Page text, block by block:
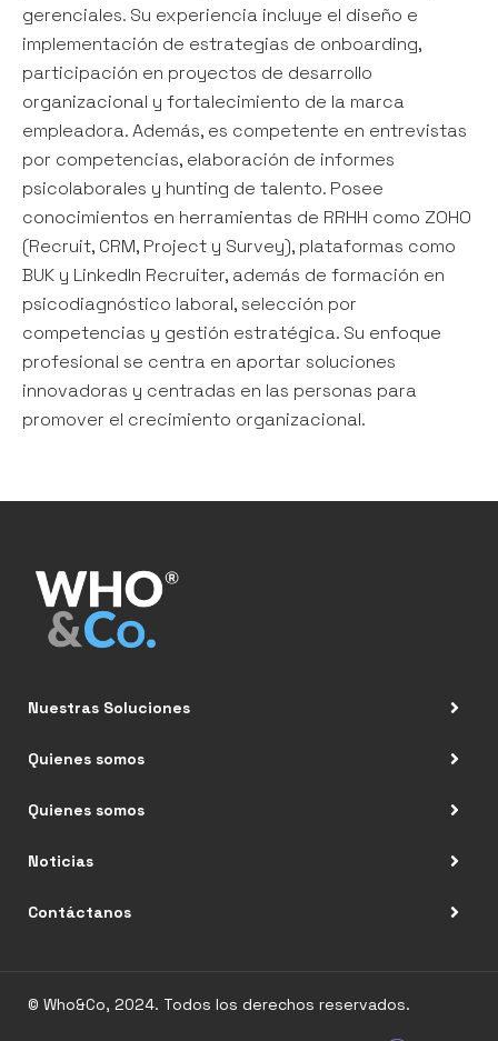
gerenciales. Su experiencia incluye el diseño e
implementación de estrategias de onboarding,
participación en proyectos de desarrollo
organizacional y fortalecimiento de la marca
empleadora. Además, es competente en entrevistas
por competencias, elaboración de informes
psicolaborales y hunting de talento. Posee
conocimientos en herramientas de RRHH como ZOHO
(Recruit, CRM, Project y Survey), plataformas como
BUK y LinkedIn Recruiter, además de formación en
psicodiagnóstico laboral, selección por
competencias y gestión estratégica. Su enfoque
profesional se centra en aportar soluciones
innovadoras y centradas en las personas para
promover el crecimiento organizacional.
Nuestras Soluciones
Quienes somos
Quienes somos
Noticias
Contáctanos
© Who&Co, 2024. Todos los derechos reservados.